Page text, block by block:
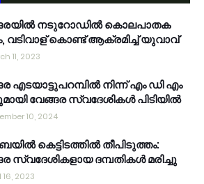
നടുറോഡിൽ കൊലപാതക
വടിവാള് കൊണ്ട് ആക്രമിച്ച് യുവാവ്
11, 2023
എടയാട്ടുപറമ്പിൽ നിന്ന് എം ഡി എം
വേങ്ങര സ്വദേശികൾ പിടിയിൽ
10, 2024
കെട്ടിടത്തിൽ തീപിടുത്തം:
സ്വദേശികളായ ദമ്പതികൾ മരിച്ചു
16, 2023